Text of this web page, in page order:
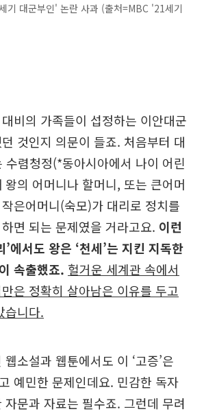
기 대군부인' 논란 사과 (출처=MBC '21세기
비의 가족들이 섭정하는 이안대군
것인지 의문이 들죠. 처음부터 대
수렴청정(*동아시아에서 나이 어린
왕의 어머니나 할머니, 또는 큰어머
은어머니(숙모)가 대리로 정치를
면 되는 문제였을 거라고요. 이런
’에서도 왕은 ‘천세’는 지킨 지독한
속출했죠. 헐거운 세계관 속에서
은 정확히 살아남은 이유를 두고
습니다.
소설과 웹툰에서도 이 ‘고증’은
예민한 문제인데요. 민감한 독자
자문과 자료는 필수죠. 그런데 무려